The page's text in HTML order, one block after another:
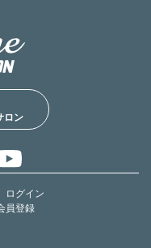
ロン
ログイン
員登録